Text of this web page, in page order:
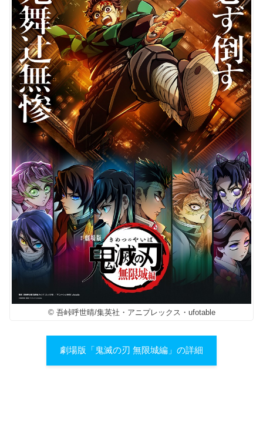
© 吾峠呼世晴/集英社・アニプレックス・ufotable
劇場版「鬼滅の刃 無限城編」の詳細